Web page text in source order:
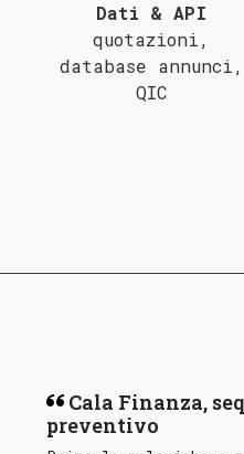
Dati & API
quotazioni,
database annunci,
QIC
Cala Finanza,
preventivo